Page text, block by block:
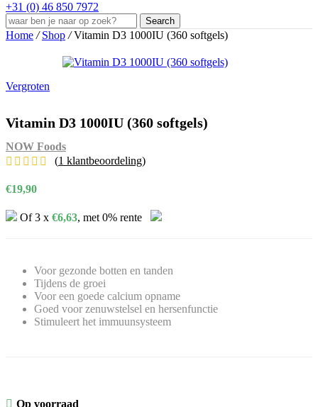
+31 (0) 46 850 7972
Search
Home / Shop / Vitamin D3 1000IU (360 softgels)
Vergroten
Vitamin D3 1000IU (360 softgels)
NOW Foods
(1 klantbeoordeling)
€19,90
Of 3 x €6,63, met 0% rente
Voor gezonde botten en tanden
Tijdens de groei
Voor een goede calcium opname
Goed voor zenuwstelsel en hersenfunctie
Stimuleert het immuunsysteem
Op voorraad